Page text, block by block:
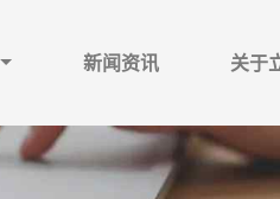
新闻资讯 关于